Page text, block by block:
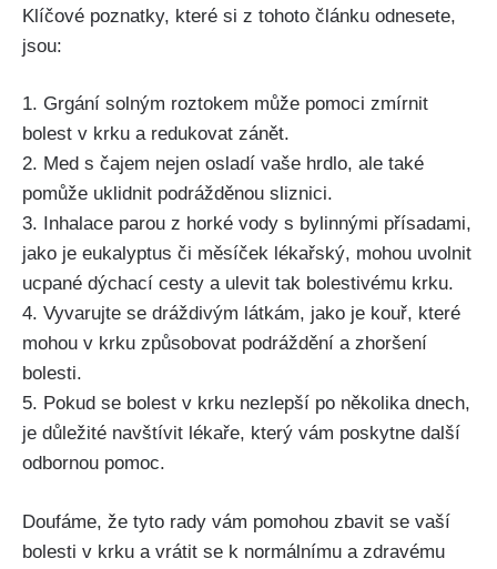
Klíčové poznatky, které si⁣ z tohoto ‍článku ⁣odnesete,
jsou:
1.‌ Grgání ‌solným ​roztokem⁣ může⁢ pomoci zmírnit
bolest v krku a redukovat zánět.
2.⁤ Med ​s⁤ čajem nejen⁤ osladí​ vaše hrdlo, ale ⁤také
pomůže uklidnit podrážděnou ⁤sliznici.
3. Inhalace parou z horké‌ vody⁤ s ⁢bylinnými přísadami,
jako je eukalyptus či měsíček lékařský, mohou uvolnit
⁢ucpané dýchací ​cesty a ulevit tak bolestivému krku.
4. Vyvarujte​ se‍ dráždivým látkám, ⁢jako‍ je⁢ kouř, ⁤které ​
mohou v krku způsobovat podráždění a ​zhoršení
bolesti.
5. Pokud se bolest v krku​ nezlepší po⁢ několika ​dnech,
je důležité navštívit lékaře, který ‌vám poskytne ⁤další
odbornou pomoc.
Doufáme, že tyto ‌rady vám pomohou zbavit se‌ vaší ​
bolesti⁢ v krku a vrátit⁢ se k normálnímu ⁣a zdravému